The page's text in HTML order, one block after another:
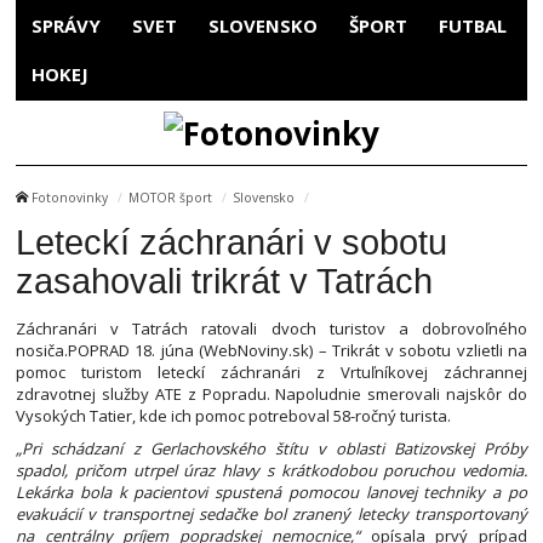
SPRÁVY SVET SLOVENSKO ŠPORT FUTBAL
HOKEJ
Fotonovinky MOTOR šport Slovensko
Leteckí záchranári v sobotu
zasahovali trikrát v Tatrách
Záchranári v Tatrách ratovali dvoch turistov a dobrovoľného
nosiča.POPRAD 18. júna (WebNoviny.sk) – Trikrát v sobotu vzlietli na
pomoc turistom leteckí záchranári z Vrtuľníkovej záchrannej
zdravotnej služby ATE z Popradu. Napoludnie smerovali najskôr do
Vysokých Tatier, kde ich pomoc potreboval 58-ročný turista.
„Pri schádzaní z Gerlachovského štítu v oblasti Batizovskej Próby
spadol, pričom utrpel úraz hlavy s krátkodobou poruchou vedomia.
Lekárka bola k pacientovi spustená pomocou lanovej techniky a po
evakuácií v transportnej sedačke bol zranený letecky transportovaný
na centrálny príjem popradskej nemocnice,“opísala prvý prípad